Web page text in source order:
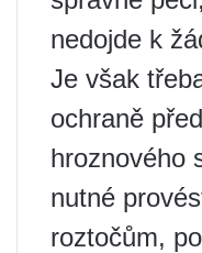
nedojde k
Je však
ochraně
hroznového
nutné
roztočům,